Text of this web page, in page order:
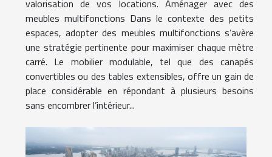
valorisation de vos locations. Aménager avec des
meubles multifonctions Dans le contexte des petits
espaces, adopter des meubles multifonctions s’avère
une stratégie pertinente pour maximiser chaque mètre
carré. Le mobilier modulable, tel que des canapés
convertibles ou des tables extensibles, offre un gain de
place considérable en répondant à plusieurs besoins
sans encombrer l’intérieur...